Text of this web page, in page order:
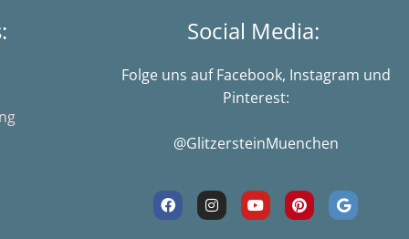
Social Media:
Folge uns auf Facebook, Instagram und
Pinterest:
@GlitzersteinMuenchen
F
a
c
I
n
s
Y
o
u
P
i
n
G
o
o